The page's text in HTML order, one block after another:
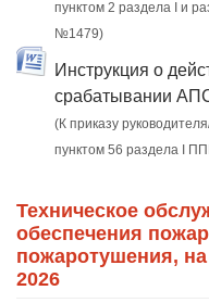
пунктом 2 раздела I и
№1479)
Инструкция о
срабатывании
(К приказу
пунктом 56 раздела I
Техническое
обеспечения
пожаротушения,
2026